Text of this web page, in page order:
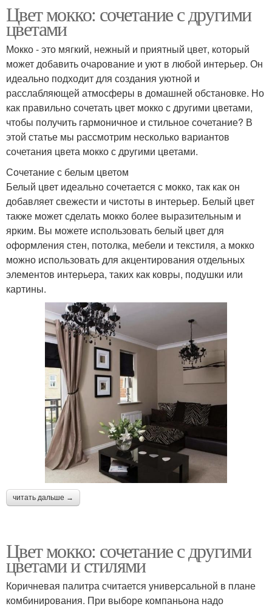
Цвет мокко: сочетание с другими
цветами
Мокко - это мягкий, нежный и приятный цвет, который
может добавить очарование и уют в любой интерьер. Он
идеально подходит для создания уютной и
расслабляющей атмосферы в домашней обстановке. Но
как правильно сочетать цвет мокко с другими цветами,
чтобы получить гармоничное и стильное сочетание? В
этой статье мы рассмотрим несколько вариантов
сочетания цвета мокко с другими цветами.
Сочетание с белым цветом
Белый цвет идеально сочетается с мокко, так как он
добавляет свежести и чистоты в интерьер. Белый цвет
также может сделать мокко более выразительным и
ярким. Вы можете использовать белый цвет для
оформления стен, потолка, мебели и текстиля, а мокко
можно использовать для акцентирования отдельных
элементов интерьера, таких как ковры, подушки или
картины.
читать дальше →
Цвет мокко: сочетание с другими
цветами и стилями
Коричневая палитра считается универсальной в плане
комбинирования. При выборе компаньона надо